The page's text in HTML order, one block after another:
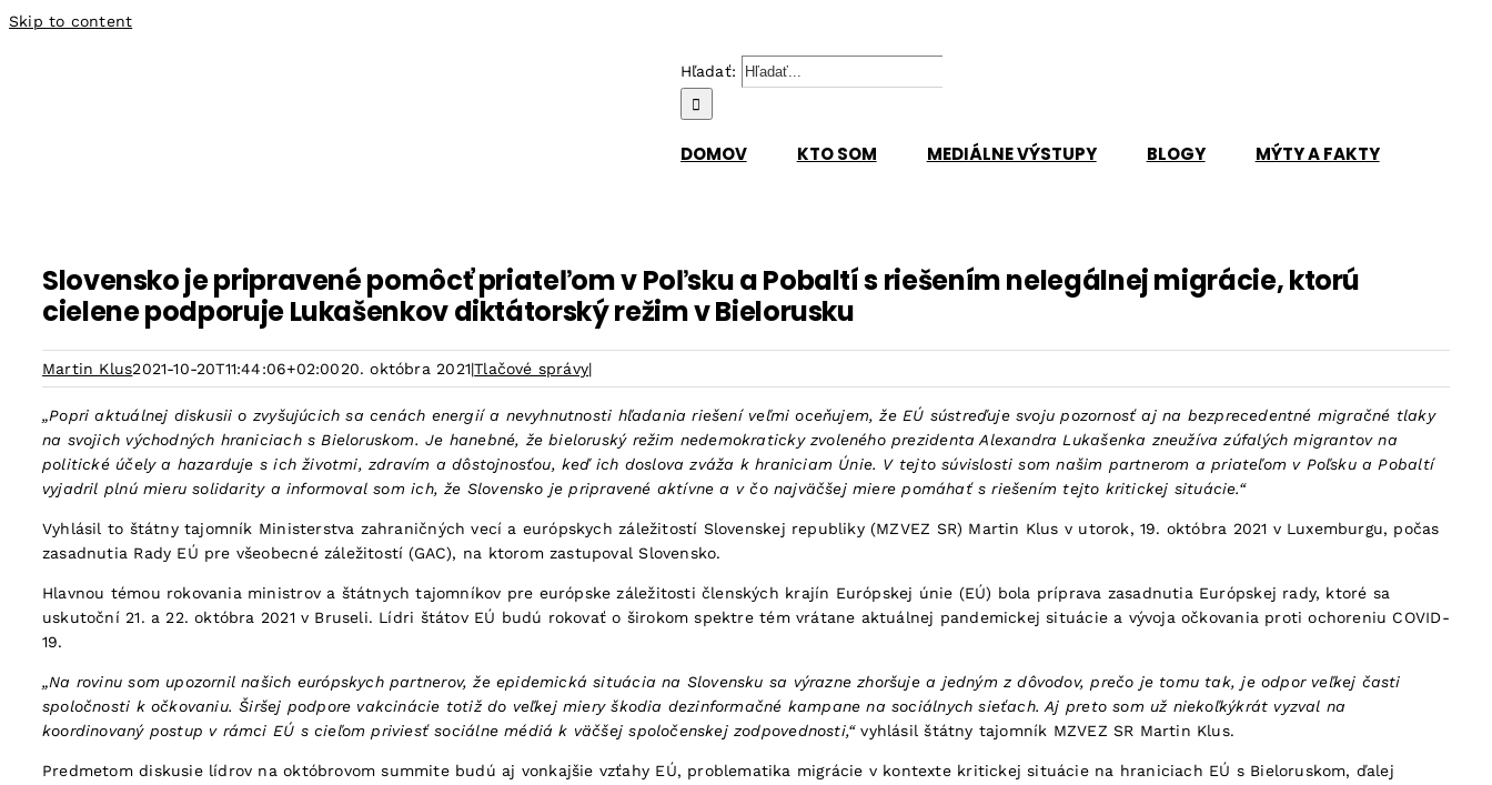
Skip to content
Hľadať:
DOMOV KTO SOM MEDIÁLNE VÝSTUPY BLOGY MÝTY A FAKTY
Slovensko je pripravené pomôcť priateľom v Poľsku a Pobaltí s riešením nelegálnej migrácie, ktorú
cielene podporuje Lukašenkov diktátorský režim v Bielorusku
Martin Klus2021-10-20T11:44:06+02:0020. októbra 2021|Tlačové správy|
„Popri aktuálnej diskusii o zvyšujúcich sa cenách energií a nevyhnutnosti hľadania riešení veľmi oceňujem, že EÚ sústreďuje svoju pozornosť aj na bezprecedentné migračné tlaky
na svojich východných hraniciach s Bieloruskom. Je hanebné, že bieloruský režim nedemokraticky zvoleného prezidenta Alexandra Lukašenka zneužíva zúfalých migrantov na
politické účely a hazarduje s ich životmi, zdravím a dôstojnosťou, keď ich doslova zváža k hraniciam Únie. V tejto súvislosti som našim partnerom a priateľom v Poľsku a Pobaltí
vyjadril plnú mieru solidarity a informoval som ich, že Slovensko je pripravené aktívne a v čo najväčšej miere pomáhať s riešením tejto kritickej situácie.“
Vyhlásil to štátny tajomník Ministerstva zahraničných vecí a európskych záležitostí Slovenskej republiky (MZVEZ SR) Martin Klus v utorok, 19. októbra 2021 v Luxemburgu, počas
zasadnutia Rady EÚ pre všeobecné záležitostí (GAC), na ktorom zastupoval Slovensko.
Hlavnou témou rokovania ministrov a štátnych tajomníkov pre európske záležitosti členských krajín Európskej únie (EÚ) bola príprava zasadnutia Európskej rady, ktoré sa
uskutoční 21. a 22. októbra 2021 v Bruseli. Lídri štátov EÚ budú rokovať o širokom spektre tém vrátane aktuálnej pandemickej situácie a vývoja očkovania proti ochoreniu COVID-
19.
„Na rovinu som upozornil našich európskych partnerov, že epidemická situácia na Slovensku sa výrazne zhoršuje a jedným z dôvodov, prečo je tomu tak, je odpor veľkej časti
spoločnosti k očkovaniu. Širšej podpore vakcinácie totiž do veľkej miery škodia dezinformačné kampane na sociálnych sieťach. Aj preto som už niekoľkýkrát vyzval na
koordinovaný postup v rámci EÚ s cieľom priviesť sociálne médiá k väčšej spoločenskej zodpovednosti,“vyhlásil štátny tajomník MZVEZ SR Martin Klus.
Predmetom diskusie lídrov na októbrovom summite budú aj vonkajšie vzťahy EÚ, problematika migrácie v kontexte kritickej situácie na hraniciach EÚ s Bieloruskom, ďalej